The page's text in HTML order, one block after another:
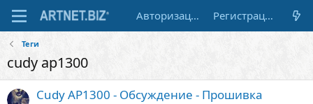
Авторизация Регистрация
Теги
cudy ap1300
Cudy AP1300 - Обсуждение - Прошивка